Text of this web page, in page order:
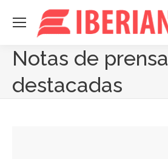
Notas de prensa
destacadas